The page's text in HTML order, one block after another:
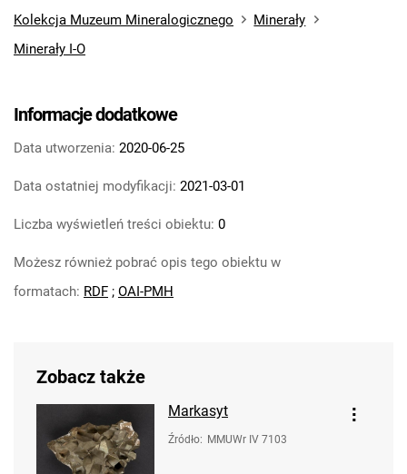
Kolekcja Muzeum Mineralogicznego
Minerały
Minerały I-O
Informacje dodatkowe
Data utworzenia: 2020-06-25
Data ostatniej modyfikacji: 2021-03-01
Liczba wyświetleń treści obiektu: 0
Możesz również pobrać opis tego obiektu w
formatach: RDF ; OAI-PMH
Zobacz także
Markasyt
Źródło: MMUWr IV 7103